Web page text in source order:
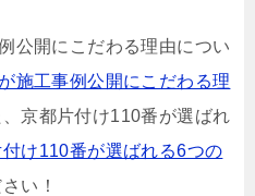
公開にこだわる理由につい
施工事例公開にこだわる理
京都片付け110番が選ばれ
け110番が選ばれる6つの
い！